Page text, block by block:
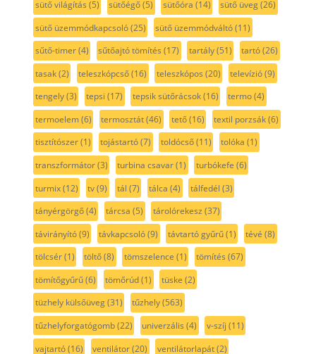
sütő világítás (5) sütőégő(5) sütőóra (14) sütő üveg(26)
sütő üzemmódkapcsoló(25) sütő üzemmódváltó(11)
sűtő-timer(4) sűtőajtó tömítés (17) tartály(51) tartó(26)
tasak(2) teleszkópcső(16) teleszkópos (20) televízió(9)
tengely(3) tepsi (17) tepsik sütőrácsok(16) termo(4)
termoelem(6) termosztát(46) tető(16) textil porzsák(6)
tisztítószer(1) tojástartó(7) toldócső(11) tolóka (1)
transzformátor(3) turbina csavar(1) turbókefe (6)
turmix(12) tv(9) tál (7) tálca (4) tálfedél (3)
tányérgörgő(4) tárcsa (5) tárolórekesz (37)
távirányító(9) távkapcsoló(9) távtartó gyűrű(1) tévé (8)
tölcsér(1) töltő(8) tömszelence (1) tömítés (67)
tömítőgyűrű(6) tömőrúd(1) tüske (2)
tüzhely külsőüveg(31) tűzhely(563)
tűzhelyforgatógomb(22) univerzális (4) v-szíj (11)
vajtartó(16) ventilátor(20) ventilátorlapát(2)